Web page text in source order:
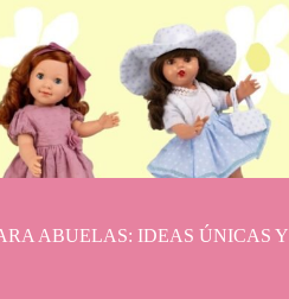
ABUELAS: IDEAS ÚNICAS Y